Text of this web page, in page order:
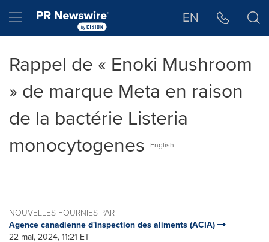
Hamburger menu EN
Rappel de « Enoki Mushroom
» de marque Meta en raison
de la bactérie Listeria
monocytogenes
English
NOUVELLES FOURNIES PAR
Agence canadienne d'inspection des aliments (ACIA)
22 mai, 2024, 11:21 ET